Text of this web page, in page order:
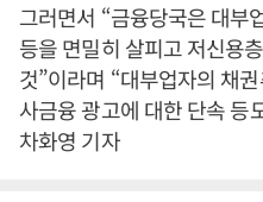
그러면서 “금융당국은 대부
등을 면밀히 살피고 저신용
것”이라며 “대부업자의 채
사금융 광고에 대한 단속 등
차화영 기자